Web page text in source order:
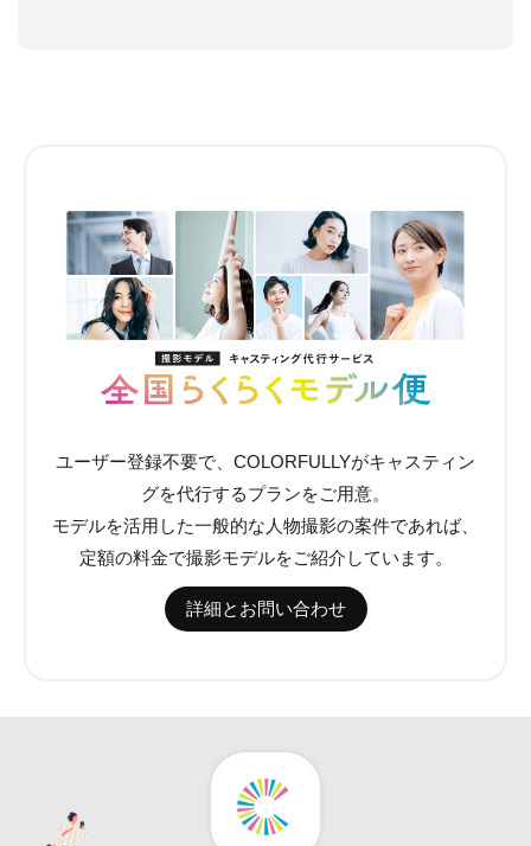
ユーザー登録不要で、COLORFULLYがキャスティン
グを代行するプランをご用意。
モデルを活用した一般的な人物撮影の案件であれば、
定額の料金で撮影モデルをご紹介しています。
詳細とお問い合わせ